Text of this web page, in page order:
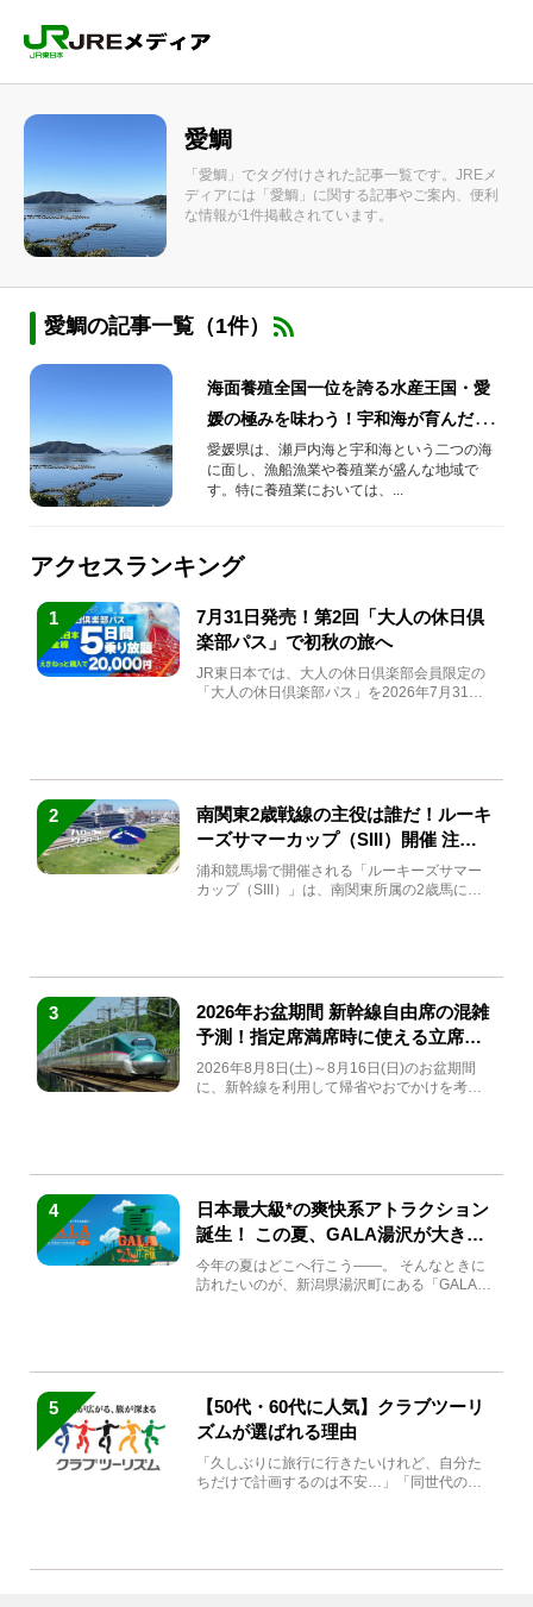
愛鯛
「愛鯛」でタグ付けされた記事一覧です。JREメ
ディアには「愛鯛」に関する記事やご案内、便利
な情報が1件掲載されています。
愛鯛の記事一覧（1件）
海面養殖全国一位を誇る水産王国・愛
媛の極みを味わう！宇和海が育んだブ
ランド魚「愛鯛」
愛媛県は、瀬戸内海と宇和海という二つの海
に面し、漁船漁業や養殖業が盛んな地域で
す。特に養殖業においては、...
アクセスランキング
1
7月31日発売！第2回「大人の休日倶
楽部パス」で初秋の旅へ
JR東日本では、大人の休日倶楽部会員限定の
「大人の休日倶楽部パス」を2026年7月31日
2
南関東2歳戦線の主役は誰だ！ルーキ
ーズサマーカップ（SIII）開催 注目
馬と見どころをチェック
浦和競馬場で開催される「ルーキーズサマー
カップ（SIII）」は、南関東所属の2歳馬によ
3
2026年お盆期間 新幹線自由席の混雑
予測！指定席満席時に使える立席特
急券も解説
2026年8月8日(土)～8月16日(日)のお盆期間
に、新幹線を利用して帰省やおでかけを考え
4
日本最大級*の爽快系アトラクション
誕生！ この夏、GALA湯沢が大きく
生まれ変わる
今年の夏はどこへ行こう――。 そんなときに
訪れたいのが、新潟県湯沢町にある「GALA湯
5
【50代・60代に人気】クラブツーリ
ズムが選ばれる理由
「久しぶりに旅行に行きたいけれど、自分た
ちだけで計画するのは不安…」「同世代の方